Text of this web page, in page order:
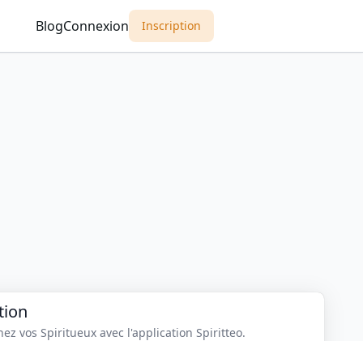
BlogConnexion Inscription
vos Spiritueux avec l'application Spiritteo.